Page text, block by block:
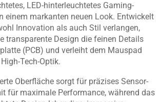
LED-hinterleuchtetes Gaming-
einem markanten neuen Look. Entwickelt
Innovation als auch Stil verlangen,
transparente Design die feinen Details
(PCB) und verleiht dem Mauspad
Tech-Optik.
Oberfläche sorgt für präzises Sensor-
für maximale Performance, während das